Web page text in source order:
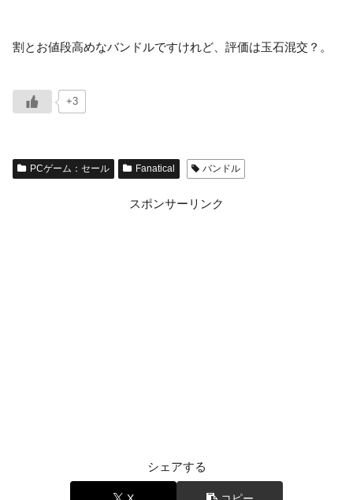
割とお値段高めなバンドルですけれど、評価は玉石混交？。
+3
PCゲーム：セール Fanatical バンドル
スポンサーリンク
シェアする